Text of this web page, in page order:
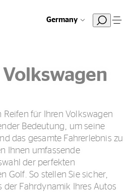
Germany
Volkswagen
Reifen für Ihren Volkswagen
Bedeutung, um seine
das gesamte Fahrerlebnis zu
Ihnen umfassende
der perfekten
Golf. So stellen Sie sicher,
der Fahrdynamik Ihres Autos